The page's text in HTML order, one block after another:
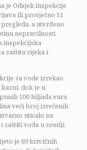
je Odsjek inspekcije
ili prosječno 11
a utvrđeno
nepravilnosti
inspekcijska
zaštitu rijeka i
za vode izrekao
dok je u
100 hiljada eura
veći broj izrečenih
uticalo na
zaštiti voda u zemlji.
je 69 krivičnih